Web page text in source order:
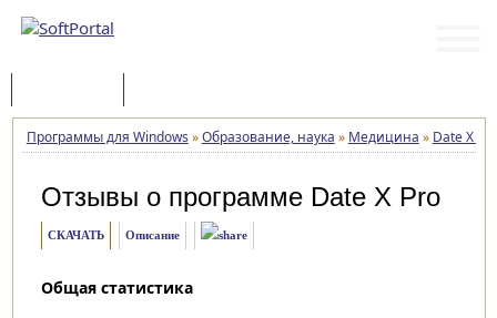
Программы для Windows »Образование, наука » Медицина » Date X Pro
Отзывы о программе Date X Pro
СКАЧАТЬ Описание
Общая статистика